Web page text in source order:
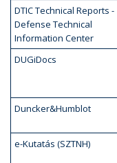
DTIC Technical Reports -
Defense Technical
Information Center
DUGiDocs
Duncker&Humblot
e-Kutatás (SZTNH)